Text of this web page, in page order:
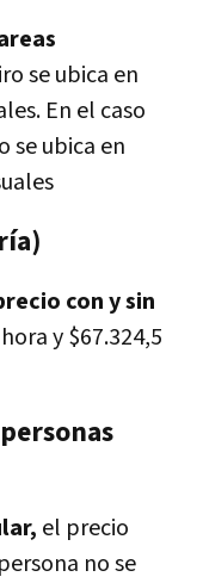
se ubica en
En el caso
se ubica en
con y sin
y $67.324,5
el precio
no se